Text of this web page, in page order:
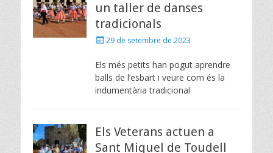
un taller de danses
tradicionals
Posted
29 de setembre de 2023
Els més petits han pogut aprendre
balls de l’esbart i veure com és la
indumentària tradicional
Els Veterans actuen a
Sant Miquel de Toudell